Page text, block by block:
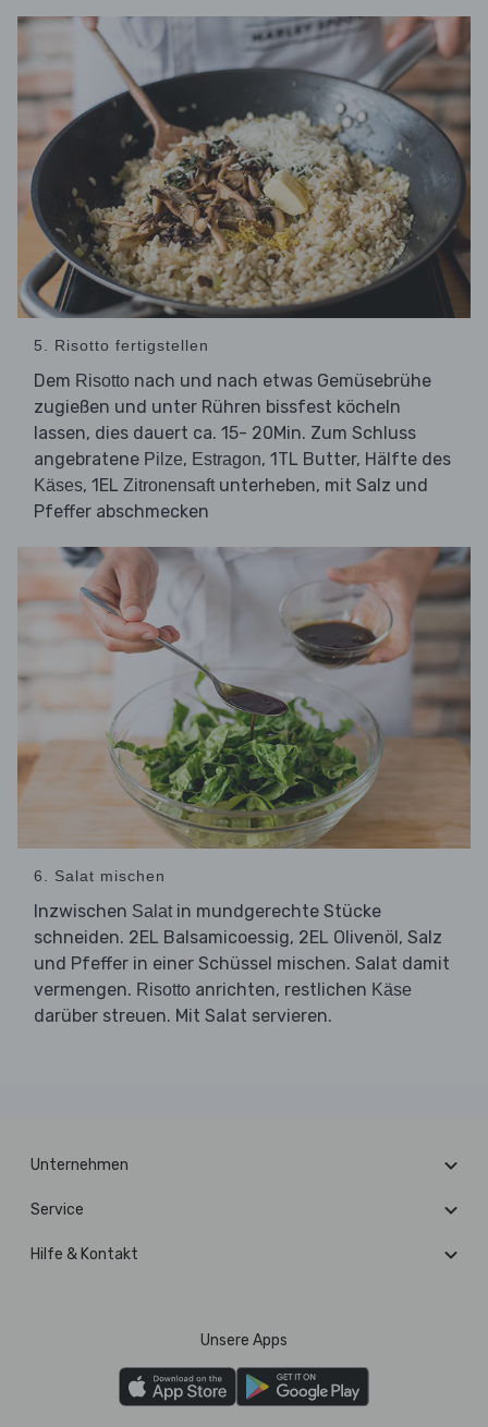
5. Risotto fertigstellen
Dem Risotto nach und nach etwas Gemüsebrühe
zugießen und unter Rühren bissfest köcheln
lassen, dies dauert ca. 15- 20Min. Zum Schluss
angebratene Pilze, Estragon, 1TL Butter, Hälfte des
Käses, 1EL Zitronensaftunterheben, mit Salz und
Pfeffer abschmecken
6. Salat mischen
Inzwischen Salatin mundgerechte Stücke
schneiden. 2EL Balsamicoessig, 2EL Olivenöl, Salz
und Pfeffer in einer Schüssel mischen. Salat damit
vermengen. Risotto anrichten, restlichen Käse
darüber streuen. Mit Salat servieren.
Unternehmen
Service
Hilfe & Kontakt
Unsere Apps